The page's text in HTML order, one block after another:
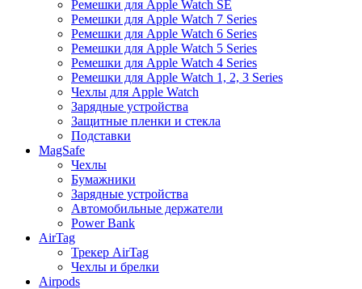
Ремешки для Apple Watch SE
Ремешки для Apple Watch 7 Series
Ремешки для Apple Watch 6 Series
Ремешки для Apple Watch 5 Series
Ремешки для Apple Watch 4 Series
Ремешки для Apple Watch 1, 2, 3 Series
Чехлы для Apple Watch
Зарядные устройства
Защитные пленки и стекла
Подставки
MagSafe
Чехлы
Бумажники
Зарядные устройства
Автомобильные держатели
Power Bank
AirTag
Трекер AirTag
Чехлы и брелки
Airpods